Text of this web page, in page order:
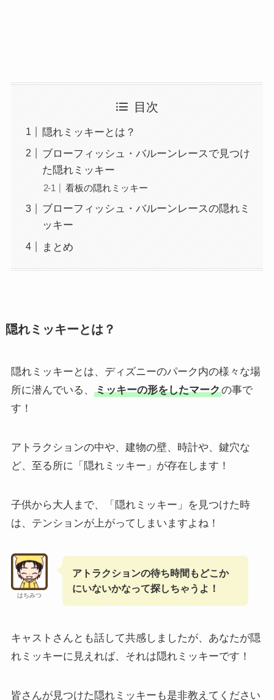
目次
隠れミッキーとは？
ブローフィッシュ・バルーンレースで見つけ
た隠れミッキー
看板の隠れミッキー
ブローフィッシュ・バルーンレースの隠れミ
ッキー
まとめ
隠れミッキーとは？
隠れミッキーとは、ディズニーのパーク内の様々な場
所に潜んでいる、
ミッキーの形をしたマークの事で
す！
アトラクションの中や、建物の壁、時計や、鍵穴な
ど、至る所に「隠れミッキー」が存在します！
子供から大人まで、「隠れミッキー」を見つけた時
は、テンションが上がってしまいますよね！
はちみつ
アトラクションの待ち時間もどこか
にいないかなって探しちゃうよ！
キャストさんとも話して共感しましたが、あなたが隠
れミッキーに見えれば、それは隠れミッキーです！
皆さんが見つけた隠れミッキーも是非教えてください